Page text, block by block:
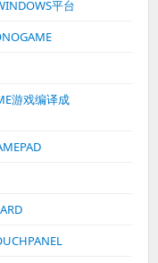
平台
游戏编译成